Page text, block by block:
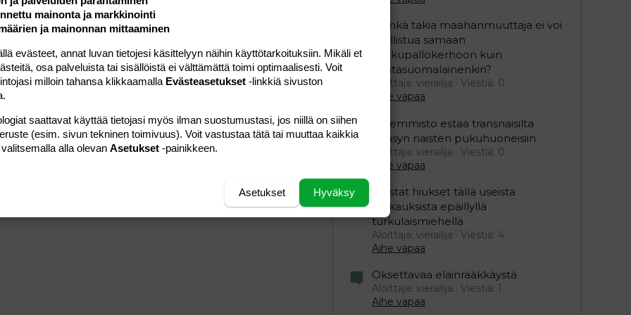
sisennystä
sisennystä
oikealle
text
1
2
3
koodispoiler
line
luonnos
Lähetä vastaus
”Minkä takia maahanmuuttaja ei voi
osallistua samaan
potkupallokerhoon kuin
kantasuomalainenkin?
Aloittaja: vierailija
Viestiä: 0
Aihe vapaa
Vasemmisto estää transnaisilta
pääsyn naisten pukuhuoneisiin
Aloittaja: vierailija
Viestiä: 0
Aihe vapaa
Mustat hiukset tällä useista
raiskauksista epäillyllä
turkulaismiehellä
Aloittaja: vierailija
Viestiä: 4
Aihe vapaa
Oksettavaa eläinrääkkäystä
Aloittaja: vierailija
Viestiä: 1
Aihe vapaa
mainonta ja markkinointi
ja mainonnan mittaaminen
evästeet, annat luvan tietojesi käsittelyyn näihin käyttötarkoituksiin. Mikäli et
osa palveluista tai sisällöistä ei välttämättä toimi optimaalisesti. Voit
milloin tahansa klikkaamalla Evästeasetukset -linkkiä sivuston
saattavat käyttää tietojasi myös ilman suostumustasi, jos niillä on siihen
(esim. sivun tekninen toimivuus). Voit vastustaa tätä tai muuttaa kaikkia
alla olevan Asetukset -painikkeen.
Hyväksy
Asetukset